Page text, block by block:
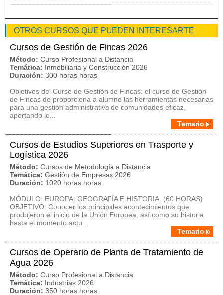
OTROS CURSOS QUE PUEDEN INTERESARTE
Cursos de Gestión de Fincas 2026
Método: Curso Profesional a Distancia
Temática: Inmobiliaria y Construcción 2026
Duración: 300 horas horas
Objetivos del Curso de Gestión de Fincas: el curso de Gestión
de Fincas de proporciona a alumno las herramientas necesarias
para una gestión administrativa de comunidades eficaz,
aportando lo...
Temario
Cursos de Estudios Superiores en Trasporte y
Logística 2026
Método: Cursos de Metodología a Distancia
Temática: Gestión de Empresas 2026
Duración: 1020 horas horas
MÓDULO: EUROPA: GEOGRAFÍA E HISTORIA. (60 HORAS)
OBJETIVO: Conocer los principales acontecimientos que
produjeron el inicio de la Unión Europea, así como su historia
hasta el momento actu...
Temario
Cursos de Operario de Planta de Tratamiento de
Agua 2026
Método: Curso Profesional a Distancia
Temática: Industrias 2026
Duración: 350 horas horas